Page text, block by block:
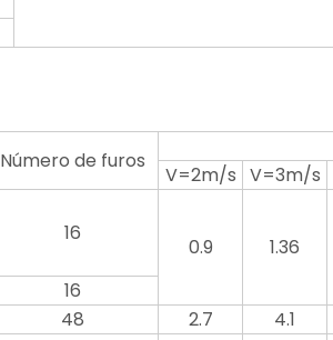
Número de furos
V=2m/s V=3m/s
16
0.9 1.36
16
48 2.7 4.1